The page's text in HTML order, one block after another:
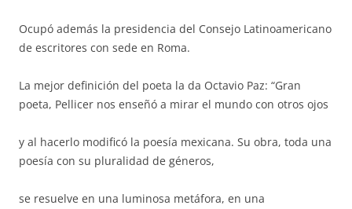
Ocupó además la presidencia del Consejo Latinoamericano
de escritores con sede en Roma.
La mejor definición del poeta la da Octavio Paz: “Gran
poeta, Pellicer nos enseñó a mirar el mundo con otros ojos
y al hacerlo modificó la poesía mexicana. Su obra, toda una
poesía con su pluralidad de géneros,
se resuelve en una luminosa metáfora, en una